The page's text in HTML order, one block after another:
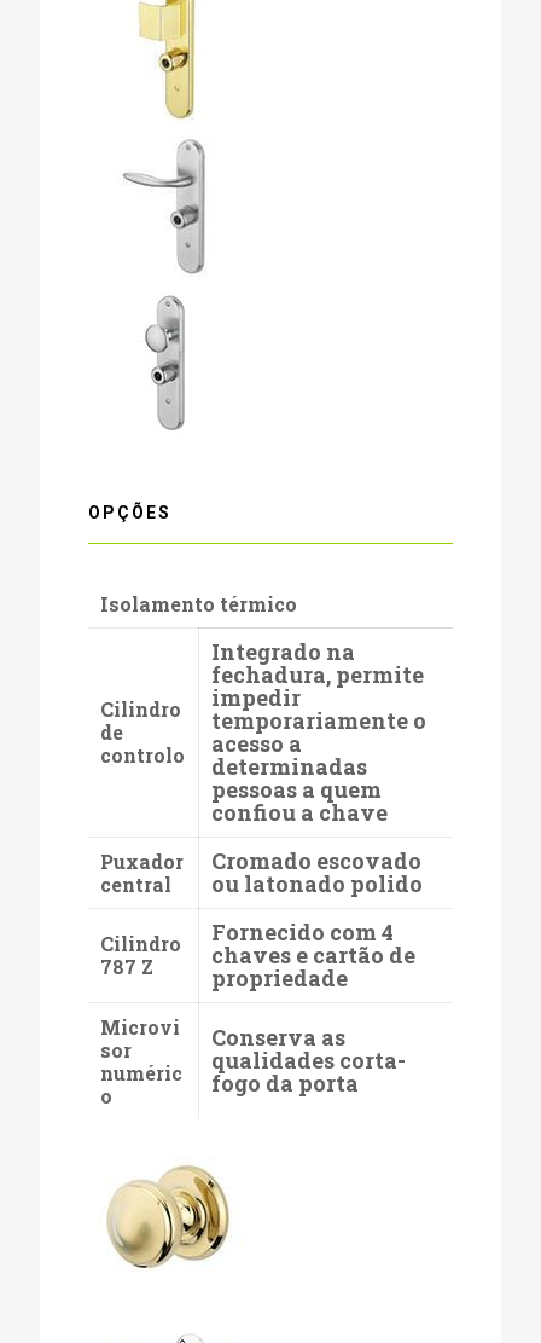
OPÇÕES
Isolamento térmico
Cilindro
de
controlo
Integrado na
fechadura, permite
impedir
temporariamente o
acesso a
determinadas
pessoas a quem
confiou a chave
Puxador
central
Cromado escovado
ou latonado polido
Cilindro
787 Z
Fornecido com 4
chaves e cartão de
propriedade
Microvi
sor
numéric
o
Conserva as
qualidades corta-
fogo da porta